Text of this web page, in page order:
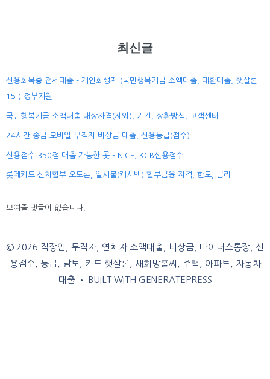
최신글
신용회복중 전세대출 – 개인회생자 (국민행복기금 소액대출, 대환대출, 햇살론
15 ) 정부지원
국민행복기금 소액대출 대상자격(제외), 기간, 상환방식, 고객센터
24시간 송금 모바일 무직자 비상금 대출, 신용등급(점수)
신용점수 350점 대출 가능한 곳 – NICE, KCB신용점수
롯데카드 신차할부 오토론, 일시불(캐시백) 할부금융 자격, 한도, 금리
보여줄 댓글이 없습니다.
© 2026 직장인, 무직자, 연체자 소액대출, 비상금, 마이너스통장, 신
용점수, 등급, 담보, 카드 햇살론, 새희망홀씨, 주택, 아파트, 자동차
대출• BUILT WITH GENERATEPRESS